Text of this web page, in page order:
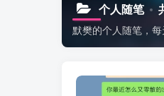
个人随笔
默樊的个人随笔，